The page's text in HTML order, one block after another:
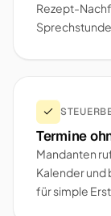
Rezept-
Termine
Mandanten
Kalender und
für simple